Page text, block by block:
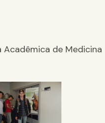
de Medicina